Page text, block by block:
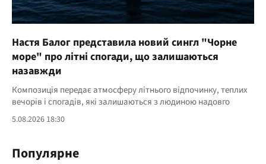
Настя Балог представила новий сингл "Чорне
море" про літні спогади, що залишаються
назавжди
Композиція передає атмосферу літнього відпочинку, теплих
вечорів і спогадів, які залишаються з людиною надовго
5.08.2026 18:30
Популярне